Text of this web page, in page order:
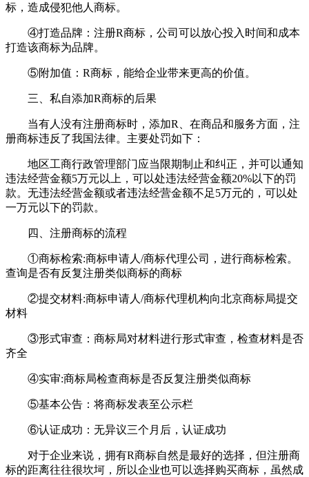
标，造成侵犯他人商标。
④打造品牌：注册R商标，公司可以放心投入时间和成本
打造该商标为品牌。
⑤附加值：R商标，能给企业带来更高的价值。
三、私自添加R商标的后果
当有人没有注册商标时，添加R、在商品和服务方面，注
册商标违反了我国法律。主要处罚如下：
地区工商行政管理部门应当限期制止和纠正，并可以通知
违法经营金额5万元以上，可以处违法经营金额20%以下的罚
款。无违法经营金额或者违法经营金额不足5万元的，可以处
一万元以下的罚款。
四、注册商标的流程
①商标检索:商标申请人/商标代理公司，进行商标检索。
查询是否有反复注册类似商标的商标
②提交材料:商标申请人/商标代理机构向北京商标局提交
材料
③形式审查：商标局对材料进行形式审查，检查材料是否
齐全
④实审:商标局检查商标是否反复注册类似商标
⑤基本公告：将商标发表至公示栏
⑥认证成功：无异议三个月后，认证成功
对于企业来说，拥有R商标自然是最好的选择，但注册商
标的距离往往很坎坷，所以企业也可以选择购买商标，虽然成